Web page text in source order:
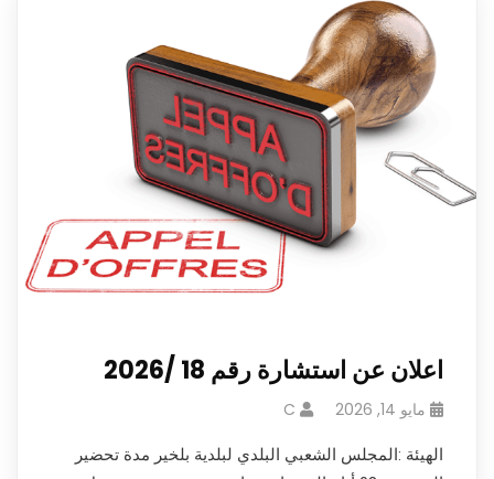
اعلان عن استشارة رقم 18 /2026
مايو 14, 2026 C
الهيئة :المجلس الشعبي البلدي لبلدية بلخير مدة تحضير